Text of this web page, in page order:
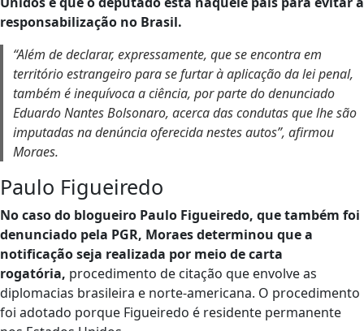
responsabilização no Brasil.
“Além de declarar, expressamente, que se encontra em
território estrangeiro para se furtar à aplicação da lei penal,
também é inequívoca a ciência, por parte do denunciado
Eduardo Nantes Bolsonaro, acerca das condutas que lhe são
imputadas na denúncia oferecida nestes autos”, afirmou
Moraes.
Paulo Figueiredo
No caso do blogueiro Paulo Figueiredo, que também foi
denunciado pela PGR, Moraes determinou que a
notificação seja realizada por meio de carta
rogatória, procedimento de citação que envolve as
diplomacias brasileira e norte-americana. O procedimento
foi adotado porque Figueiredo é residente permanente